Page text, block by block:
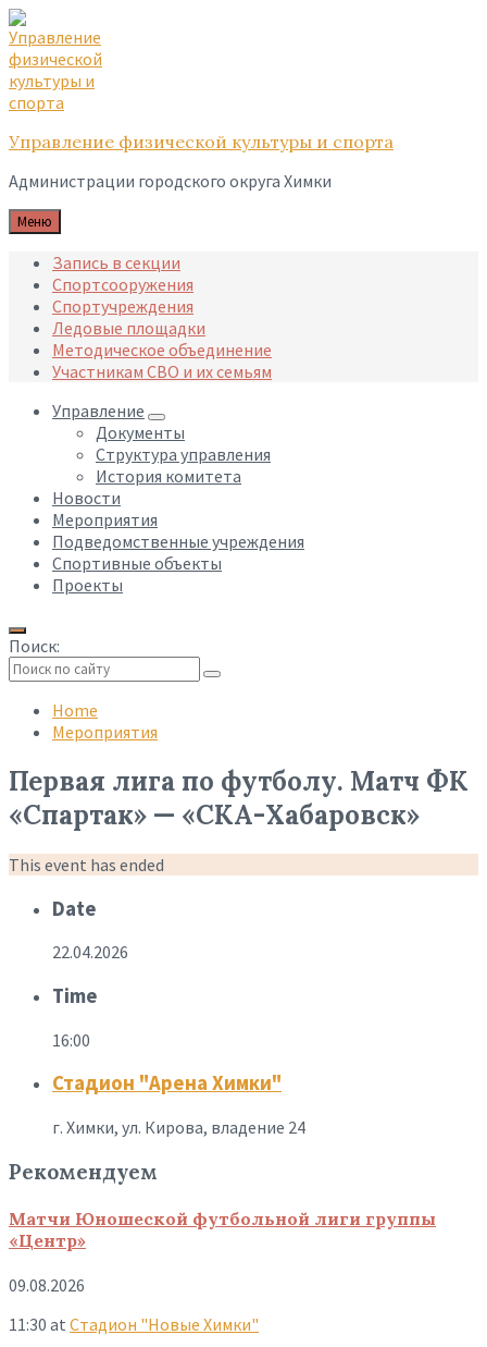
Skip
to
content
Skip
to
main
navigation
Skip
to
footer
Управление физической культуры и спорта
Администрации городского округа Химки
Меню
Запись в секции
Спортсооружения
Спортучреждения
Ледовые площадки
Методическое объединение
Участникам СВО и их семьям
Управление
Документы
Структура управления
История комитета
Новости
Мероприятия
Подведомственные учреждения
Спортивные объекты
Проекты
Поиск:
search
Home
Мероприятия
Первая лига по футболу. Матч ФК
«Спартак» — «СКА-Хабаровск»
This event has ended
Date
22.04.2026
Time
16:00
Стадион "Арена Химки"
г. Химки, ул. Кирова, владение 24
Рекомендуем
Матчи Юношеской футбольной лиги группы
«Центр»
09.08.2026
11:30 at Стадион "Новые Химки"